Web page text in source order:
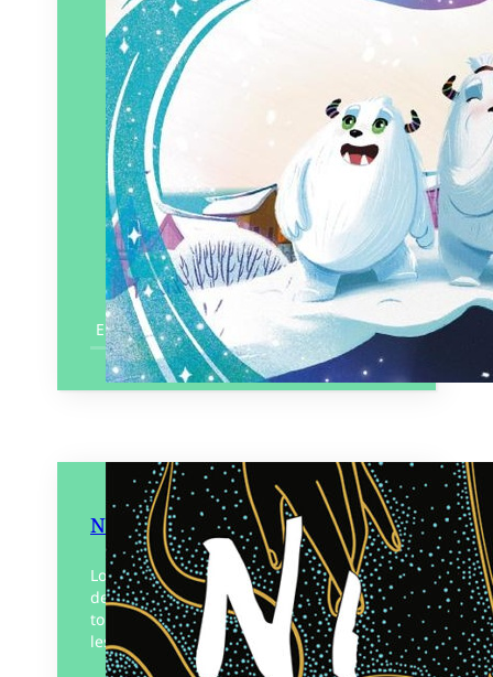
En savoir plus
Ni dieux, ni monstres
Lorsque des créatures mythiques sortent
de l’ombre et se dévoilent aux yeux de
tous, le monde est‑il prêt à les accepter,
les protéger, ou la peur l’embrasera-t-il ?